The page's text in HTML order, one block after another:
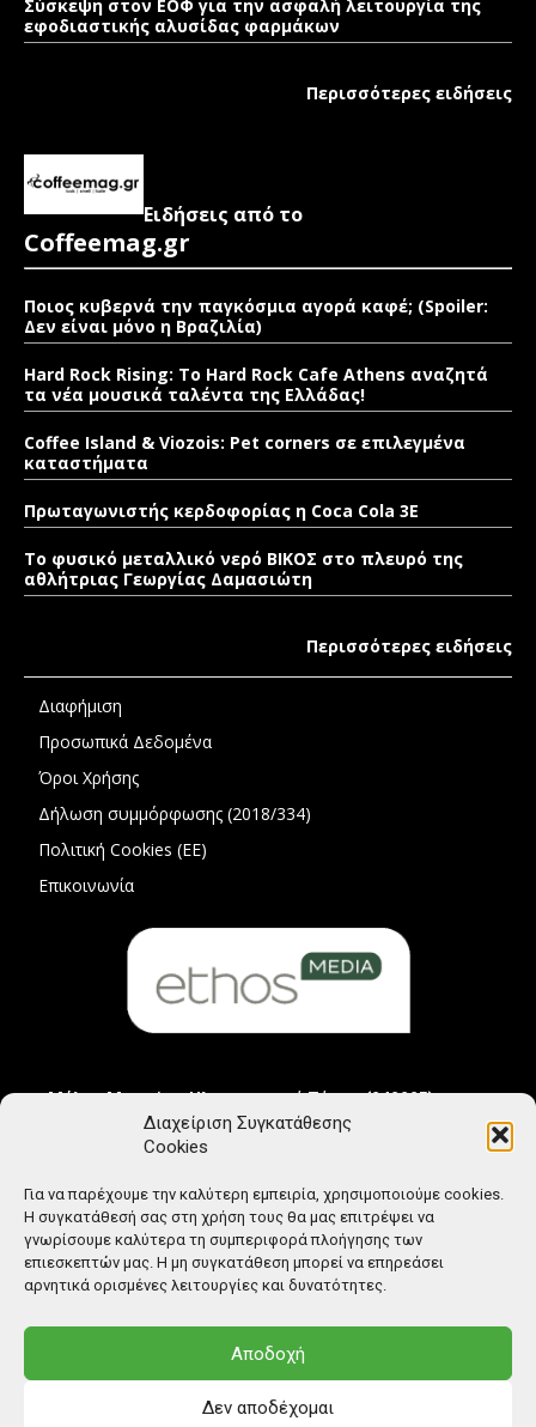
Διαχείριση Συγκατάθεσης
Cookies
Για να παρέχουμε την καλύτερη εμπειρία, χρησιμοποιούμε cookies.
Η συγκατάθεσή σας στη χρήση τους θα μας επιτρέψει να
γνωρίσουμε καλύτερα τη συμπεριφορά πλοήγησης των
επιεσκεπτών μας. Η μη συγκατάθεση μπορεί να επηρεάσει
αρνητικά ορισμένες λειτουργίες και δυνατότητες.
Αποδοχή
Δεν αποδέχομαι
Σύσκεψη στον ΕΟΦ για την ασφαλή λειτουργία της
εφοδιαστικής αλυσίδας φαρμάκων
Περισσότερες ειδήσεις
Ειδήσεις από το
Coffeemag.gr
Ποιος κυβερνά την παγκόσμια αγορά καφέ; (Spoiler:
Δεν είναι μόνο η Βραζιλία)
Hard Rock Rising: Το Hard Rock Cafe Athens αναζητά
τα νέα μουσικά ταλέντα της Ελλάδας!
Coffee Island & Viozois: Pet corners σε επιλεγμένα
καταστήματα
Πρωταγωνιστής κερδοφορίας η Coca Cola 3E
Το φυσικό μεταλλικό νερό ΒΙΚΟΣ στο πλευρό της
αθλήτριας Γεωργίας Δαμασιώτη
Περισσότερες ειδήσεις
Διαφήμιση
Προσωπικά Δεδομένα
Όροι Χρήσης
Δήλωση συμμόρφωσης (2018/334)
Πολιτική Cookies (ΕΕ)
Επικοινωνία
Μέλος Μητρώου Ηλεκτρονικού Τύπου (242225)